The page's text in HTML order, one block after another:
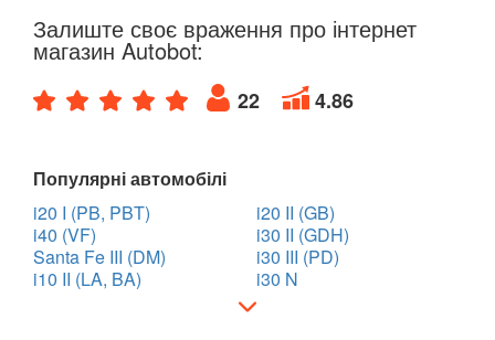
Залиште своє враження про інтернет
магазин Autobot:
22 4.86
Популярні автомобілі
i20 I (PB, PBT)
i40 (VF)
Santa Fe III (DM)
i10 II (LA, BA)
i20 II (GB)
i30 II (GDH)
i30 III (PD)
i30 N